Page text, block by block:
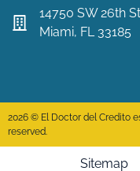
14750 SW 26th
Miami, FL 33185
2026 © El Doctor del Credito
reserved.
Sitemap